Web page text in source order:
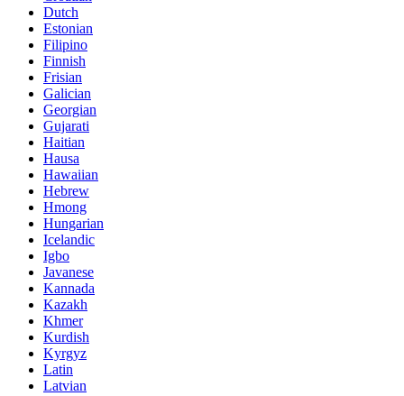
Dutch
Estonian
Filipino
Finnish
Frisian
Galician
Georgian
Gujarati
Haitian
Hausa
Hawaiian
Hebrew
Hmong
Hungarian
Icelandic
Igbo
Javanese
Kannada
Kazakh
Khmer
Kurdish
Kyrgyz
Latin
Latvian